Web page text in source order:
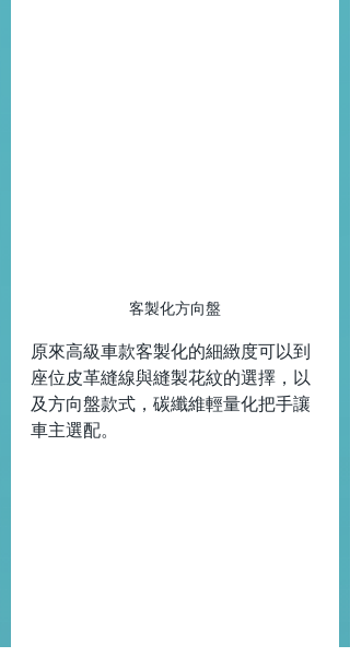
客製化方向盤
原來高級車款客製化的細緻度可以到
座位皮革縫線與縫製花紋的選擇，以
及方向盤款式，碳纖維輕量化把手讓
車主選配。